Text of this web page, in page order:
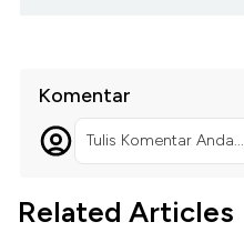
Komentar
Tulis Komentar Anda...
Related Articles